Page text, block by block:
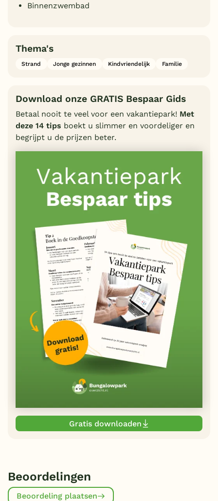
Binnenzwembad
Thema's
Strand Jonge gezinnen Kindvriendelijk Familie
Download onze GRATIS Bespaar Gids
Betaal nooit te veel voor een vakantiepark! Met
deze 14 tips boekt u slimmer en voordeliger en
begrijpt u de prijzen beter.
Gratis downloaden
Beoordelingen
Beoordeling plaatsen